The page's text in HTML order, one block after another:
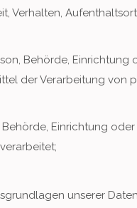
Verhalten,
Behörde, Einrichtung
der Verarbeitung von
Einrichtung
unserer